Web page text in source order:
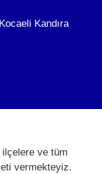
Kocaeli Kandıra
ilçelere ve tüm
vermekteyiz.